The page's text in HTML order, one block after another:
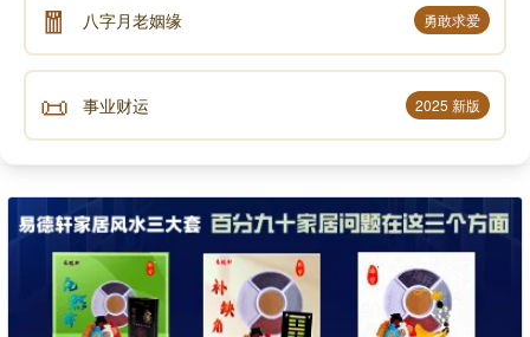
🧧 八字月老姻缘 勇敢求爱
📜 事业财运 2025 新版